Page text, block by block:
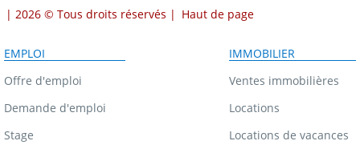
| 2026 © Tous droits réservés | Haut de page
EMPLOI
Offre d'emploi
Demande d'emploi
Stage
IMMOBILIER
Ventes immobilières
Locations
Locations de vacances